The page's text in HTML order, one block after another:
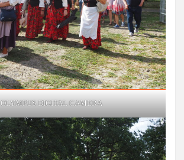
OLYMPUS DIGITAL CAMERA